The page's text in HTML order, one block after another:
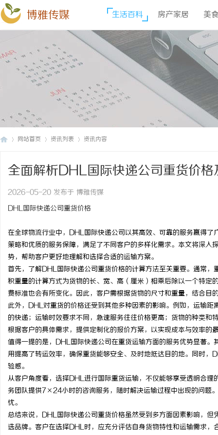
博雅传媒 生活百科 房产家居 美
网站首页 资讯列表 资讯内容
全面解析DHL国际快递公司重货价格
2026-05-20 发布于 博雅传媒
DHL国际快递公司重货价格
在全球物流行业中，DHL国际快递公司以其高效、可靠的服务赢得
策略和优质的服务保障，满足了不同客户的多样化需求。本文将深
势，帮助客户更好地理解和选择合适的运输方案。
首先，了解DHL国际快递公司重货价格的计算方法至关重要。通常
积重量的计算方式为货物的长、宽、高（厘米）相乘后除以一个特
费标准也会有所变化。因此，客户需根据货物的尺寸和重量，结合目
此外，DHL对重货的价格还受到其他多种因素的影响。例如，运输
的快递；运输时效要求不同，急速服务往往价格更高；货物的种类
根据客户的具体需求，提供定制化的报价方案，以实现成本与效率的
值得一提的是，DHL国际快递公司在重货运输方面的服务优势显著
用提高了转运效率，确保重货能够安全、及时地抵达目的地。同时
验感。
从客户角度看，选择DHL进行国际重货运输，不仅能够享受透明合
务团队提供7×24小时的咨询服务，随时解决运输过程中出现的问题
忧。
总结来说，DHL国际快递公司重货价格虽然受到多方面因素影响，
选品牌。客户在选择DHL时，应充分评估自身货物特性和运输需求